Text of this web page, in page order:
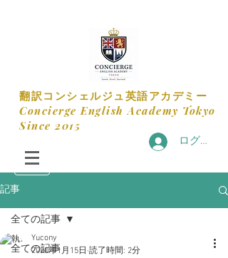
​翻訳コンシェルジュ英語アカデミー
​Concierge English Academy Tokyo
​Since 2015
ログイン
記事
全ての記事
全ての記事
Yucony
2020年1月15日 読了時間: 2分